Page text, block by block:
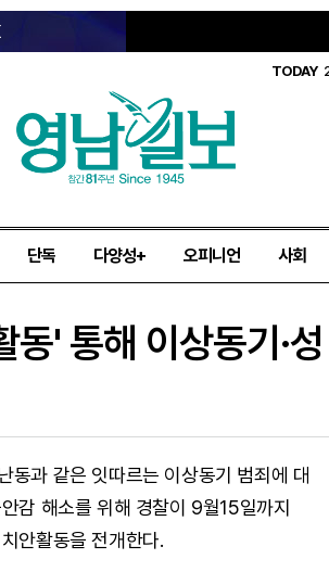
TODAY
단독 다양성+ 오피니언 사회
' 통해 이상동기·
동과 같은 잇따르는 이상동기 범죄에 대
감 해소를 위해 경찰이 9월15일까지
안활동을 전개한다.